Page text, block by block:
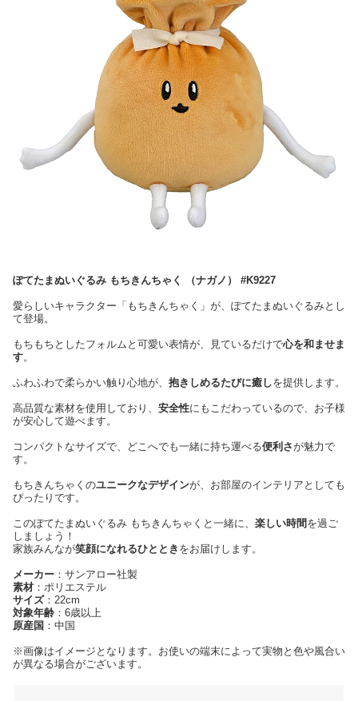
ぽてたまぬいぐるみ もちきんちゃく （ナガノ） #K9227
愛らしいキャラクター「もちきんちゃく」が、ぽてたまぬいぐるみとし
て登場。
もちもちとしたフォルムと可愛い表情が、見ているだけで心を和ませま
す。
ふわふわで柔らかい触り心地が、 抱きしめるたびに癒しを提供します。
高品質な素材を使用しており、 安全性にもこだわっているので、お子様
が安心して遊べます。
コンパクトなサイズで、どこへでも一緒に持ち運べる便利さが魅力で
す。
もちきんちゃくのユニークなデザインが、お部屋のインテリアとしても
ぴったりです。
このぽてたまぬいぐるみ もちきんちゃくと一緒に、 楽しい時間 を過ご
しましょう！
家族みんなが笑顔になれるひととき をお届けします。
メーカー ：サンアロー社製
素材 ：ポリエステル
サイズ：22cm
対象年齢 ：6歳以上
原産国 ：中国
※画像はイメージとなります。お使いの端末によって実物と色や風合い
が異なる場合がございます。